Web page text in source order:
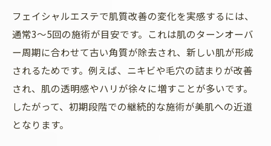
フェイシャルエステで肌質改善の変化を実感するには、
通常3～5回の施術が目安です。これは肌のターンオーバ
ー周期に合わせて古い角質が除去され、新しい肌が形成
されるためです。例えば、ニキビや毛穴の詰まりが改善
され、肌の透明感やハリが徐々に増すことが多いです。
したがって、初期段階での継続的な施術が美肌への近道
となります。